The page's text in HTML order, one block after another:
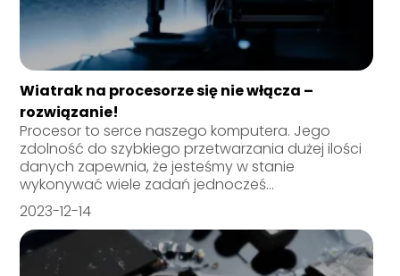
Wiatrak na procesorze się nie włącza –
rozwiązanie!
Procesor to serce naszego komputera. Jego
zdolność do szybkiego przetwarzania dużej ilości
danych zapewnia, że jesteśmy w stanie
wykonywać wiele zadań jednocześ...
2023-12-14